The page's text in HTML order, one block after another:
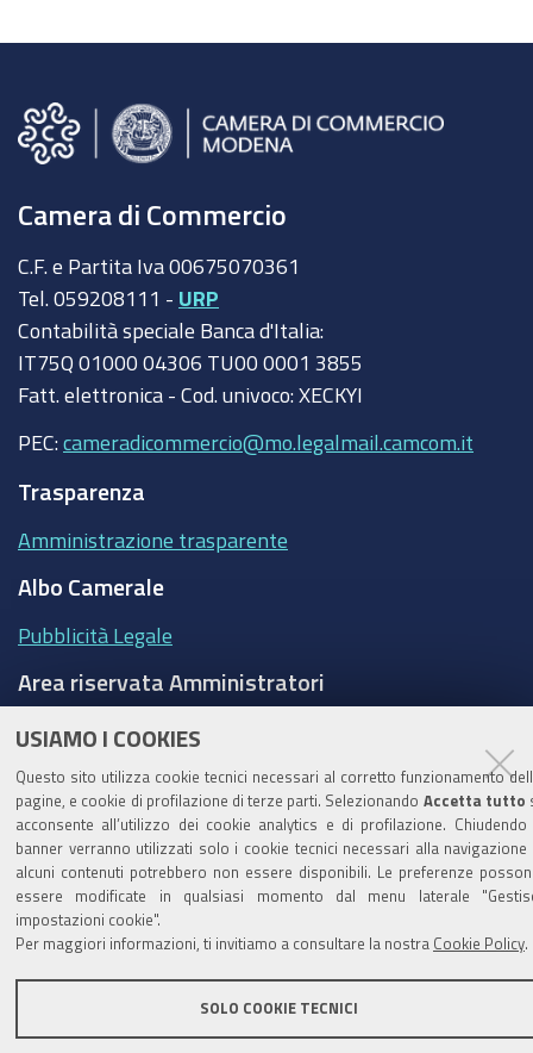
USIAMO I COOKIES
Questo sito utilizza cookie tecnici necessari al corretto funzionamento
pagine, e cookie di profilazione di terze parti. Selezionando Accetta tutto
acconsente all’utilizzo dei cookie analytics e di profilazione. Chiudendo
banner verranno utilizzati solo i cookie tecnici necessari alla navigazione
alcuni contenuti potrebbero non essere disponibili. Le preferenze
essere modificate in qualsiasi momento dal menu laterale
impostazioni cookie".
Per maggiori informazioni, ti invitiamo a consultare la nostra Cookie Policy
SOLO COOKIE TECNICI
Camera di Commercio
C.F. e Partita Iva 00675070361
Tel. 059208111 - URP
Contabilità speciale Banca d'Italia:
IT75Q 01000 04306 TU00 0001 3855
Fatt. elettronica - Cod. univoco: XECKYI
PEC: cameradicommercio@mo.legalmail.camcom.it
Trasparenza
Amministrazione trasparente
Albo Camerale
Pubblicità Legale
Area riservata Amministratori
Accesso riservato agli Amministratori dell'ente
Informativa generale
Informative privacy
Accessibilità
Note legali
Informativa estesa sui cookie